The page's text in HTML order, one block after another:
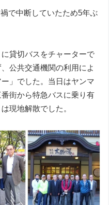
で中断していたため5年ぶ
貸切バスをチャーターで
公共交通機関の利用によ
」でした。当日はヤンマ
街から特急バスに乗り有
現地解散でした。